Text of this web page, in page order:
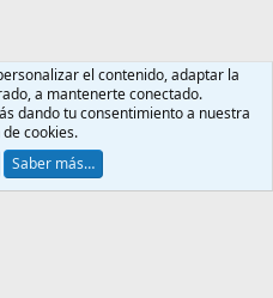
Política de privacidad
Ayuda
2025 XenForo Ltd.
el contenido, adaptar la
a mantenerte conectado.
dando tu consentimiento a nuestra
cookies.
Saber más…